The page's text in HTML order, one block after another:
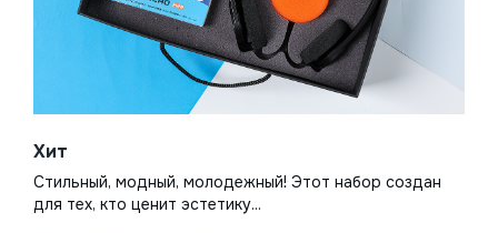
Хит
Стильный, модный, молодежный! Этот набор создан
для тех, кто ценит эстетику...